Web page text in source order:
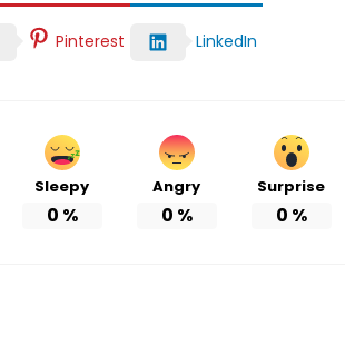
Pinterest LinkedIn
Sleepy
0 %
Angry
0 %
Surprise
0 %